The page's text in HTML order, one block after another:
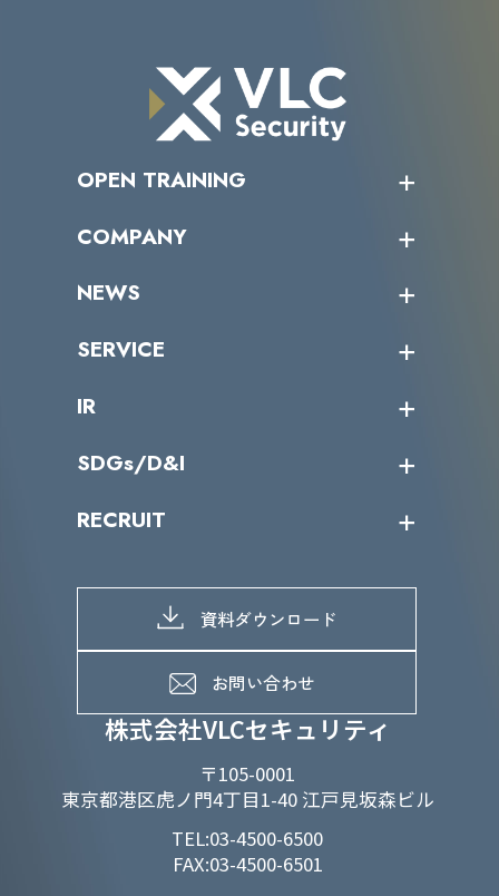
株式会社VLCセキュリティ
〒105-0001
東京都港区虎ノ門4丁目1-40 江戸見坂森ビル
TEL:03-4500-6500
FAX:03-4500-6501
OPEN TRAINING
受講者の声
COMPANY
トップメッセージ
ミッション／ビジョン
パートナー企業一覧
NEWS
サイバーニュース
SERVICE
カテゴリー別サービス一覧
IR
IRカレンダー
IRライブラリー
よくあるご質問
SDGs/D&I
当グループのマテリアリティ
SDGs推進体制
D&Iの取り組み
RECRUIT
募集職種一覧
メッセージ
メンバーインタビュー
資料ダウンロード
お問い合わせ